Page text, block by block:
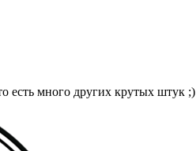
есть много других крутых штук ;)